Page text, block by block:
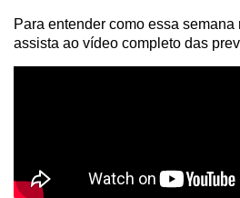
Para entender como essa
assista ao vídeo completo das